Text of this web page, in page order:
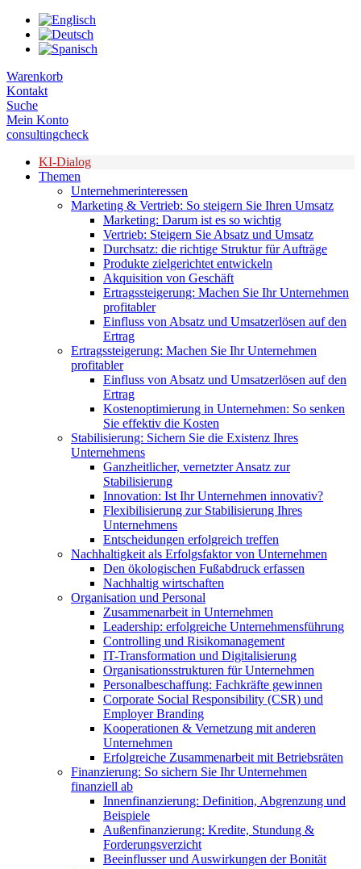
Zum
Inhalt
springen
Warenkorb
Kontakt
Suche
Mein Konto
consultingcheck
KI-Dialog
Themen
Unternehmerinteressen
Marketing & Vertrieb: So steigern Sie Ihren Umsatz
Marketing: Darum ist es so wichtig
Vertrieb: Steigern Sie Absatz und Umsatz
Durchsatz: die richtige Struktur für Aufträge
Produkte zielgerichtet entwickeln
Akquisition von Geschäft
Ertragssteigerung: Machen Sie Ihr Unternehmen
profitabler
Einfluss von Absatz und Umsatzerlösen auf den
Ertrag
Ertragssteigerung: Machen Sie Ihr Unternehmen
profitabler
Einfluss von Absatz und Umsatzerlösen auf den
Ertrag
Kostenoptimierung in Unternehmen: So senken
Sie effektiv die Kosten
Stabilisierung: Sichern Sie die Existenz Ihres
Unternehmens
Ganzheitlicher, vernetzter Ansatz zur
Stabilisierung
Innovation: Ist Ihr Unternehmen innovativ?
Flexibilisierung zur Stabilisierung Ihres
Unternehmens
Entscheidungen erfolgreich treffen
Nachhaltigkeit als Erfolgsfaktor von Unternehmen
Den ökologischen Fußabdruck erfassen
Nachhaltig wirtschaften
Organisation und Personal
Zusammenarbeit in Unternehmen
Leadership: erfolgreiche Unternehmensführung
Controlling und Risikomanagement
IT-Transformation und Digitalisierung
Organisationsstrukturen für Unternehmen
Personalbeschaffung: Fachkräfte gewinnen
Corporate Social Responsibility (CSR) und
Employer Branding
Kooperationen & Vernetzung mit anderen
Unternehmen
Erfolgreiche Zusammenarbeit mit Betriebsräten
Finanzierung: So sichern Sie Ihr Unternehmen
finanziell ab
Innenfinanzierung: Definition, Abgrenzung und
Beispiele
Außenfinanzierung: Kredite, Stundung &
Forderungsverzicht
Beeinflusser und Auswirkungen der Bonität